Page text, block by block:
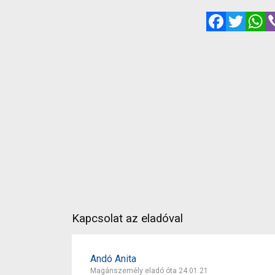
FacebookTwitter
Kapcsolat az eladóval
Andó Anita
Magánszemély eladó óta 24.01.21